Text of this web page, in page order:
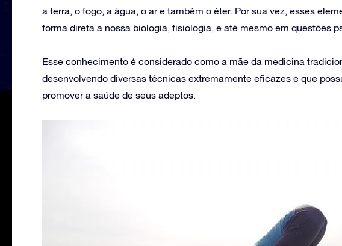
a terra, o fogo, a água, o ar e também o éter. Por sua vez, esses
forma direta a nossa biologia, fisiologia, e até mesmo em questões
Esse conhecimento é considerado como a mãe da medicina
desenvolvendo diversas técnicas extremamente eficazes e que
promover a saúde de seus adeptos.